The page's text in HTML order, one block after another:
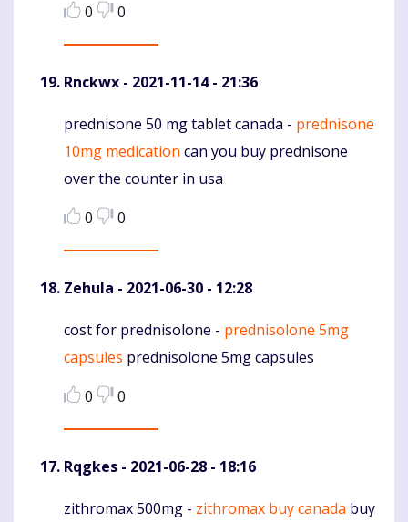
0
0
Rnckwx - 2021-11-14 - 21:36
Komentaras
prednisone 50 mg tablet canada - prednisone
10mg medication can you buy prednisone
over the counter in usa
0
0
Zehula - 2021-06-30 - 12:28
Komentaras
cost for prednisolone - prednisolone 5mg
capsules prednisolone 5mg capsules
0
0
Rqgkes - 2021-06-28 - 18:16
Komentaras
zithromax 500mg - zithromax buy canada buy